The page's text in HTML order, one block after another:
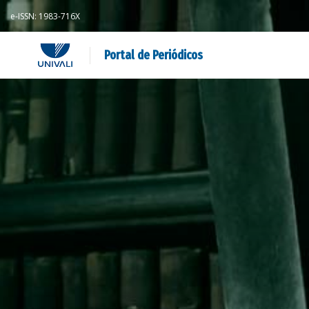
e-ISSN: 1983-716X
Portal de Periódicos